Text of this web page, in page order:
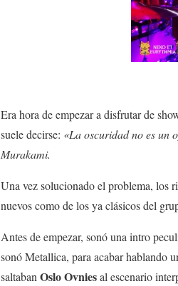
Era hora de empezar a disfrutar de
suele decirse: «La oscuridad no es un
Murakami.
Una vez solucionado el problema, los
nuevos como de los ya clásicos del
Antes de empezar, sonó una intro
sonó Metallica, para acabar hablando
saltabanOslo Ovniesal escenario